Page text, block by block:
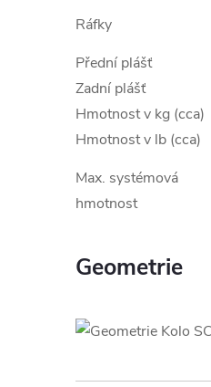
Ráfky
Přední plášť
Zadní plášť
Hmotnost v kg (cca)
Hmotnost v lb (cca)
Max. systémová
hmotnost
Geometrie